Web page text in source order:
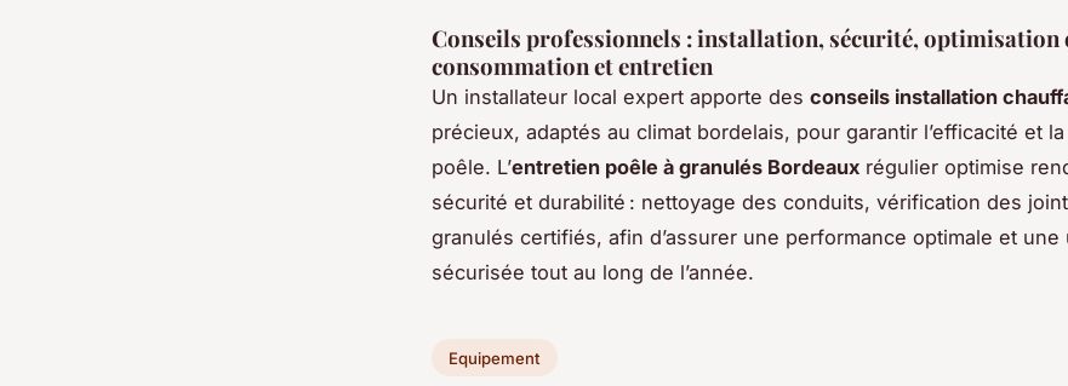
Conseils professionnels : installation, sécurité, optimisation
consommation et entretien
Un installateur local expert apporte des conseils installation
précieux, adaptés au climat bordelais, pour garantir l’efficacité et
poêle. L’entretien poêle à granulés Bordeaux régulier optimise
sécurité et durabilité : nettoyage des conduits, vérification des
granulés certifiés, afin d’assurer une performance optimale et une
sécurisée tout au long de l’année.
Equipement